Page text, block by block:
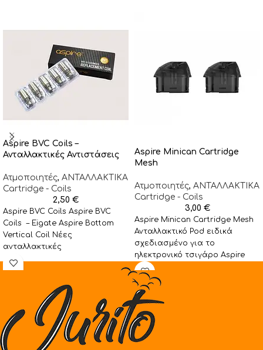
Aspire BVC Coils –
Ανταλλακτικές Αντιστάσεις
Ατμοποιητές, ΑΝΤΑΛΛΑΚΤΙΚA
Cartridge - Coils
2,50 €
Aspire BVC Coils Aspire BVC
Coils – Eigate Aspire Bottom
Vertical Coil Νέες
ανταλλακτικές
κεφαλές συμβατές με όλους
τους ατμοποιητές της
Aspire Minican Cartridge
Mesh
Ατμοποιητές, ΑΝΤΑΛΛΑΚΤΙΚA
Cartridge - Coils
3,00 €
Aspire Minican Cartridge Mesh
Ανταλλακτικό Pod ειδικά
σχεδιασμένο για το
ηλεκτρονικό τσιγάρο Aspire
Minican χωρητικότητας 2ml και
με αντίσταση 1,2ohm